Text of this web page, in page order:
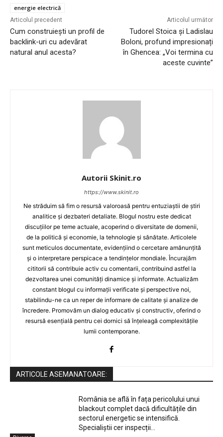
energie electrică
Articolul precedent
Cum construiești un profil de
backlink-uri cu adevărat
natural anul acesta?
Articolul următor
Tudorel Stoica și Ladislau
Boloni, profund impresionați
în Ghencea: „Voi termina cu
aceste cuvinte”
Autorii Skinit.ro
https://www.skinit.ro
Ne străduim să fim o resursă valoroasă pentru entuziaștii de știri
analitice și dezbateri detaliate. Blogul nostru este dedicat
discuțiilor pe teme actuale, acoperind o diversitate de domenii,
de la politică și economie, la tehnologie și sănătate. Articolele
sunt meticulos documentate, evidențiind o cercetare amănunțită
și o interpretare perspicace a tendințelor mondiale. Încurajăm
cititorii să contribuie activ cu comentarii, contribuind astfel la
dezvoltarea unei comunități dinamice și informate. Actualizăm
constant blogul cu informații verificate și perspective noi,
stabilindu-ne ca un reper de informare de calitate și analize de
încredere. Promovăm un dialog educativ și constructiv, oferind o
resursă esențială pentru cei dornici să înțeleagă complexitățile
lumii contemporane.
ARTICOLE ASEMANATOARE:
România se află în fața pericolului unui
blackout complet dacă dificultățile din
sectorul energetic se intensifică.
Specialiștii cer inspecții…